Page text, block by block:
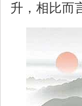
升，相比而